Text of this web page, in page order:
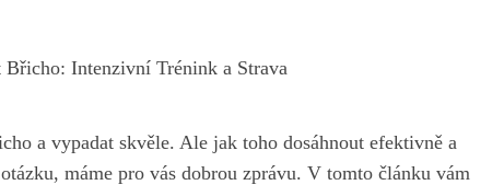
Břicho: Intenzivní Trénink a Strava
a vypadat skvěle. Ale jak toho dosáhnout efektivně a
máme pro vás dobrou zprávu. V tomto článku vám